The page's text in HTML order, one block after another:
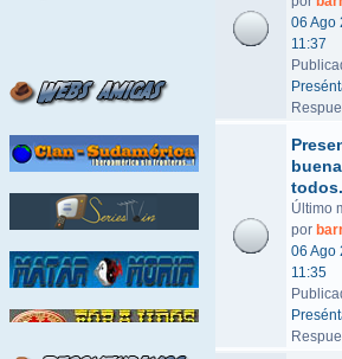
06 Ago
11:37
todos.
Último
por
06 Ago
11:35